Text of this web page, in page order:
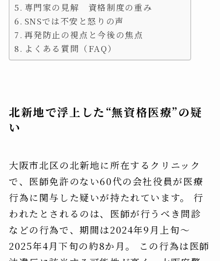
専門家の見解 資格制度の重み
SNSでは不安と怒りの声
再発防止の視点と今後の焦点
よくある質問（FAQ）
北新地で浮上した“無資格医療”の疑
い
大阪市北区の北新地に所在するクリニック
で、医師免許のない60代の会社役員が医療
行為に関与した疑いが持たれています。 行
われたとされるのは、医師が行うべき問診
などの行為で、期間は2024年9月上旬〜
2025年4月下旬の約8か月。 この行為は医師